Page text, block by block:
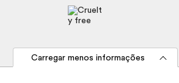
Carregar menos informações